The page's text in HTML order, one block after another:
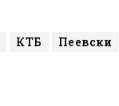
КТБ Пеевски